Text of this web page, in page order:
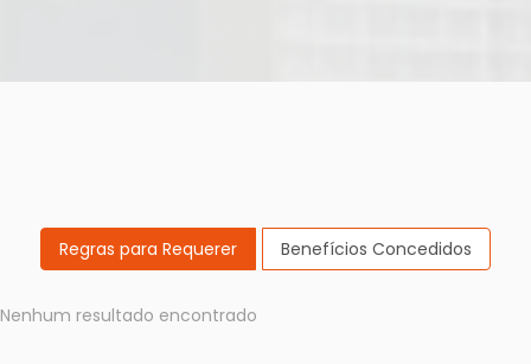
Regras para Requerer Benefícios Concedidos
Nenhum resultado encontrado